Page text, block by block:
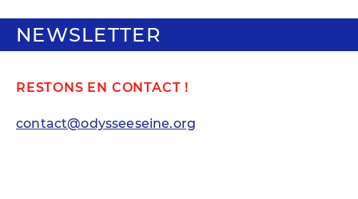
NEWSLETTER
RESTONS EN CONTACT !
contact@odysseeseine.org